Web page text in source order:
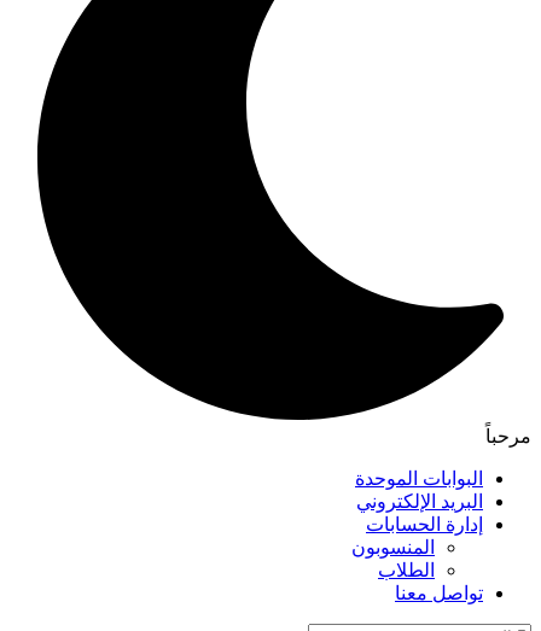
مرحباً
البوابات الموحدة
البريد الإلكتروني
إدارة الحسابات
المنسوبون
الطلاب
تواصل معنا